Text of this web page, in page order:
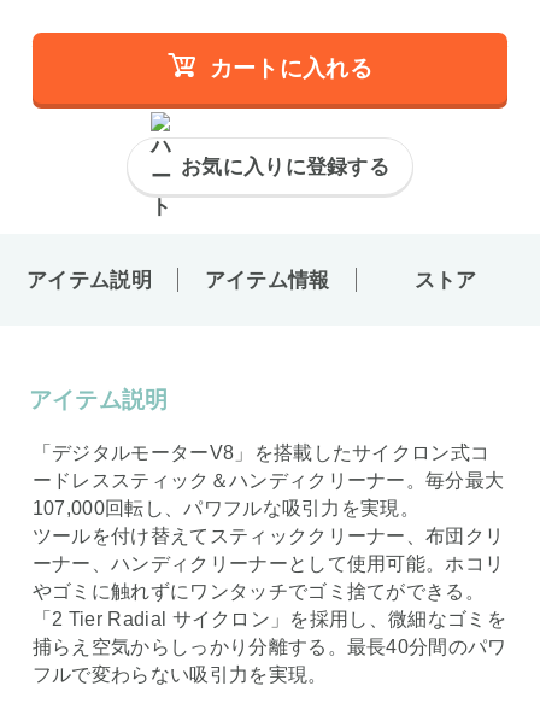
カートに入れる
お気に入りに登録する
アイテム説明 アイテム情報 ストア
アイテム説明
「デジタルモーターV8」を搭載したサイクロン式コ
ードレススティック＆ハンディクリーナー。毎分最大
107,000回転し、パワフルな吸引力を実現。
ツールを付け替えてスティッククリーナー、布団クリ
ーナー、ハンディクリーナーとして使用可能。ホコリ
やゴミに触れずにワンタッチでゴミ捨てができる。
「2 Tier Radial サイクロン」を採用し、微細なゴミを
捕らえ空気からしっかり分離する。最長40分間のパワ
フルで変わらない吸引力を実現。